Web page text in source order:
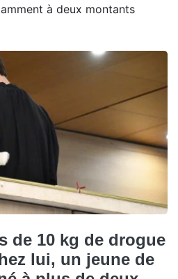
à deux montants
de 10 kg de drogue
lui, un jeune de